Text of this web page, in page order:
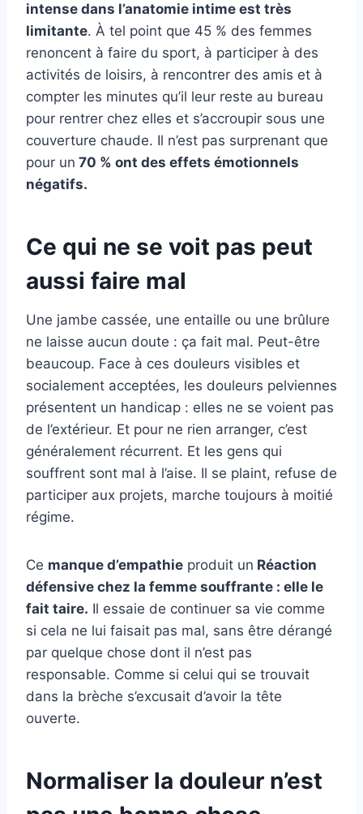
intense dans l’anatomie intime est très
limitante. À tel point que 45 % des femmes
renoncent à faire du sport, à participer à des
activités de loisirs, à rencontrer des amis et à
compter les minutes qu’il leur reste au bureau
pour rentrer chez elles et s’accroupir sous une
couverture chaude. Il n’est pas surprenant que
pour un 70 % ont des effets émotionnels
négatifs.
Ce qui ne se voit pas peut
aussi faire mal
Une jambe cassée, une entaille ou une brûlure
ne laisse aucun doute : ça fait mal. Peut-être
beaucoup. Face à ces douleurs visibles et
socialement acceptées, les douleurs pelviennes
présentent un handicap : elles ne se voient pas
de l’extérieur. Et pour ne rien arranger, c’est
généralement récurrent. Et les gens qui
souffrent sont mal à l’aise. Il se plaint, refuse de
participer aux projets, marche toujours à moitié
régime.
Ce manque d’empathie produit un Réaction
défensive chez la femme souffrante : elle le
fait taire. Il essaie de continuer sa vie comme
si cela ne lui faisait pas mal, sans être dérangé
par quelque chose dont il n’est pas
responsable. Comme si celui qui se trouvait
dans la brèche s’excusait d’avoir la tête
ouverte.
Normaliser la douleur n’est